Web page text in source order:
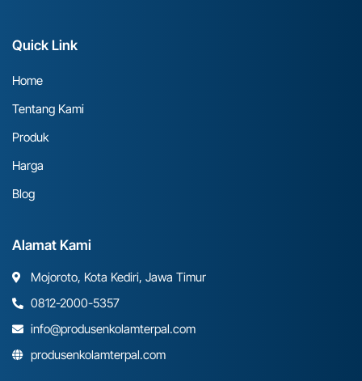
Quick Link
Home
Tentang Kami
Produk
Harga
Blog
Alamat Kami
Mojoroto, Kota Kediri, Jawa Timur
0812-2000-5357
info@produsenkolamterpal.com
produsenkolamterpal.com